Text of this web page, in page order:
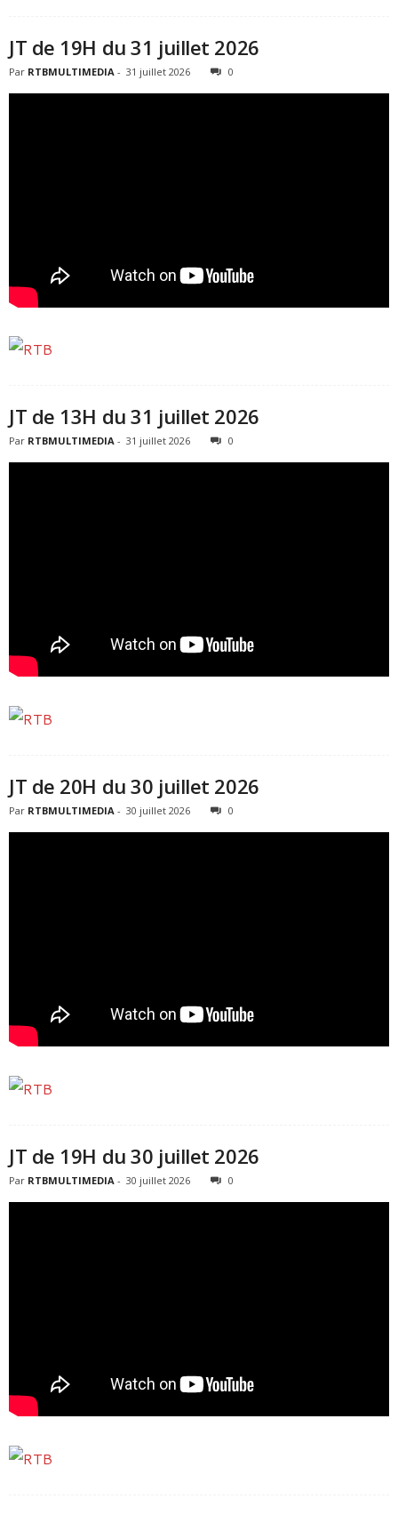
JT de 19H du 31 juillet 2026
Par RTBMULTIMEDIA - 31 juillet 2026 0
JT de 13H du 31 juillet 2026
Par RTBMULTIMEDIA - 31 juillet 2026 0
JT de 20H du 30 juillet 2026
Par RTBMULTIMEDIA - 30 juillet 2026 0
JT de 19H du 30 juillet 2026
Par RTBMULTIMEDIA - 30 juillet 2026 0